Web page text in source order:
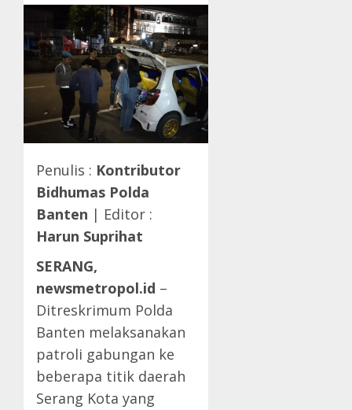
Penulis : Kontributor
Bidhumas Polda
Banten | Editor :
Harun Suprihat
SERANG,
newsmetropol.id –
Ditreskrimum Polda
Banten melaksanakan
patroli gabungan ke
beberapa titik daerah
Serang Kota yang